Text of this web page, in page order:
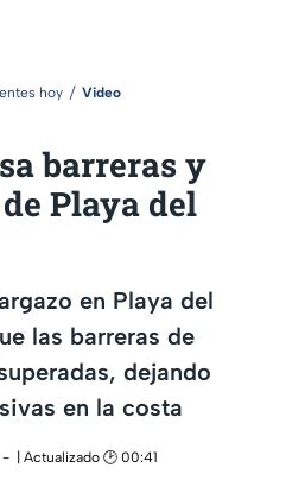
hoy Video
barreras y
Playa del
en Playa del
las barreras de
dejando
en la costa
| Actualizado 🕑 00:41